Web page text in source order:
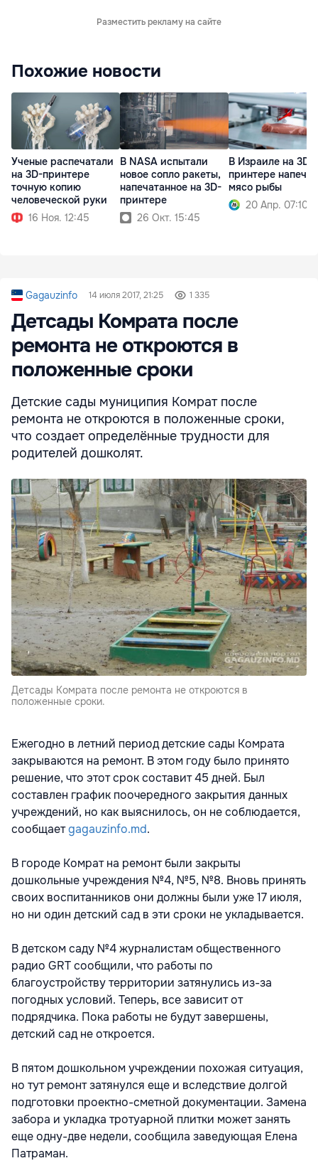
Разместить рекламу на сайте
Похожие новости
Ученые распечатали
на 3D-принтере
точную копию
человеческой руки
16 Ноя. 12:45
В NASA испытали
новое сопло ракеты,
напечатанное на 3D-
принтере
26 Окт. 15:45
В Израиле на 3D-
принтере
мясо рыбы
20 Апр. 07:10
Gagauzinfo 14 июля 2017, 21:25 1 335
Детсады Комрата после
ремонта не откроются в
положенные сроки
Детские сады муниципия Комрат после
ремонта не откроются в положенные сроки,
что создает определённые трудности для
родителей дошколят.
Детсады Комрата после ремонта не откроются в
положенные сроки.
Ежегодно в летний период детские сады Комрата
закрываются на ремонт. В этом году было принято
решение, что этот срок составит 45 дней. Был
составлен график поочередного закрытия данных
учреждений, но как выяснилось, он не соблюдается,
сообщаетgagauzinfo.md.
В городе Комрат на ремонт были закрыты
дошкольные учреждения №4, №5, №8. Вновь принять
своих воспитанников они должны были уже 17 июля,
но ни один детский сад в эти сроки не укладывается.
В детском саду №4 журналистам общественного
радио GRT сообщили, что работы по
благоустройству территории затянулись из-за
погодных условий. Теперь, все зависит от
подрядчика. Пока работы не будут завершены,
детский сад не откроется.
В пятом дошкольном учреждении похожая ситуация,
но тут ремонт затянулся еще и вследствие долгой
подготовки проектно-сметной документации. Замена
забора и укладка тротуарной плитки может занять
еще одну-две недели, сообщила заведующая Елена
Патраман.